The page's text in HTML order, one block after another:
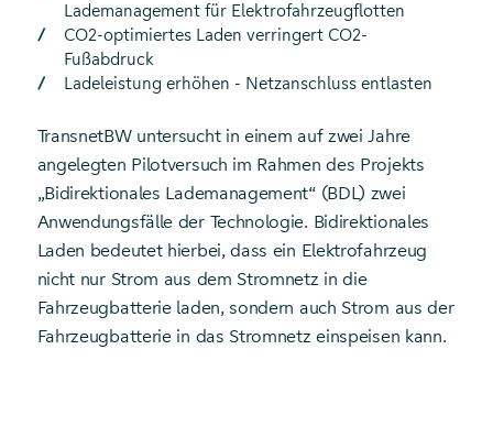
Lademanagement für Elektrofahrzeugflotten
CO2-optimiertes Laden verringert CO2-
Fußabdruck
Ladeleistung erhöhen - Netzanschluss entlasten
TransnetBW untersucht in einem auf zwei Jahre
angelegten Pilotversuch im Rahmen des Projekts
„Bidirektionales Lademanagement“ (BDL) zwei
Anwendungsfälle der Technologie. Bidirektionales
Laden bedeutet hierbei, dass ein Elektrofahrzeug
nicht nur Strom aus dem Stromnetz in die
Fahrzeugbatterie laden, sondern auch Strom aus der
Fahrzeugbatterie in das Stromnetz einspeisen kann.